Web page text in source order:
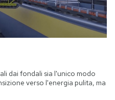
dai fondali sia l'unico modo
verso l'energia pulita, ma